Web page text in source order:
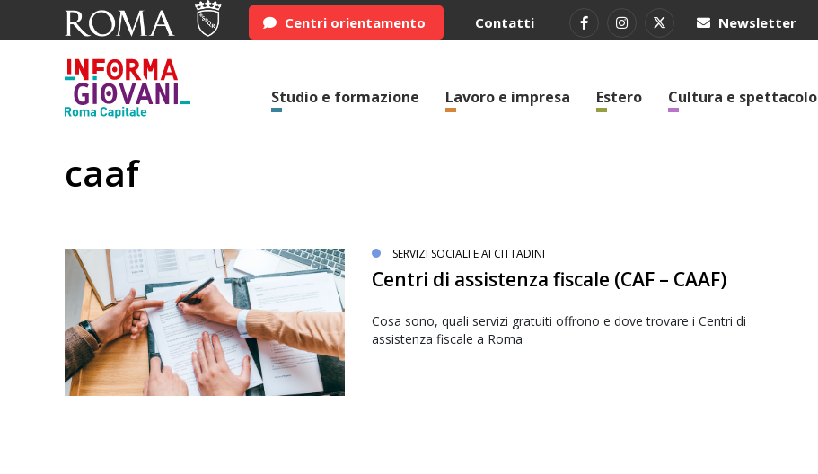
Centri orientamento Contatti Newsletter
Studio e formazione Lavoro e impresa Estero Cultura e spettacolo
caaf
SERVIZI SOCIALI E AI CITTADINI
Centri di assistenza fiscale (CAF – CAAF)
Cosa sono, quali servizi gratuiti offrono e dove trovare i Centri di
assistenza fiscale a Roma